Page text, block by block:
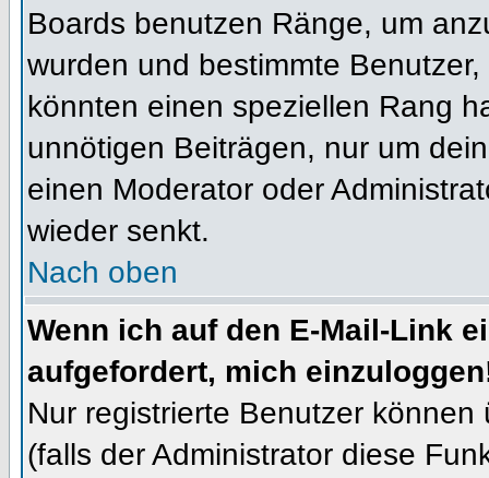
Boards benutzen Ränge, um
wurden und bestimmte
könnten einen speziellen Rang
unnötigen Beiträgen, nur um
einen Moderator oder
wieder senkt.
Nach oben
Wenn ich auf den E-Mail-Link
aufgefordert, mich
Nur registrierte Benutzer
(falls der Administrator diese